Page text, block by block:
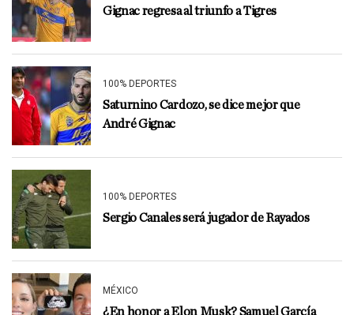
Gignac regresa al triunfo a Tigres
100% DEPORTES
Saturnino Cardozo, se dice mejor que
André Gignac
100% DEPORTES
Sergio Canales será jugador de Rayados
MÉXICO
¿En honor a Elon Musk? Samuel García